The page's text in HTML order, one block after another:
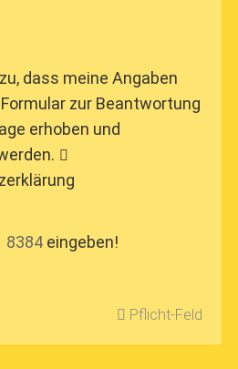
dass meine Angaben
zur Beantwortung
erhoben und
8384 eingeben!
Pflicht-Feld